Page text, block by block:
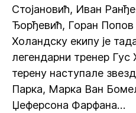
Стојановић, Иван
Ђорђевић, Горан
Холандску екипу је
легендарни тренер Гус
терену наступале
Парка, Марка Ван
Џеферсона Фарфана…